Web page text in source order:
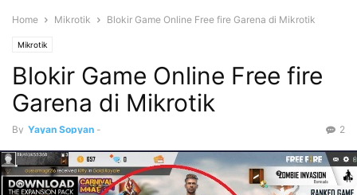
Home Mikrotik Blokir Game Online Free fire Garena di Mikrotik
Mikrotik
Blokir Game Online Free fire
Garena di Mikrotik
By Yayan Sopyan - 2